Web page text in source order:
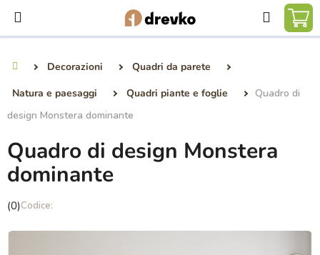
contenuto
Ricerca
Decorazioni
Quadri da parete
Natura e paesaggi
Quadri piante e foglie
Quadro di
design Monstera dominante
Quadro di design Monstera
dominante
La
media
(0)